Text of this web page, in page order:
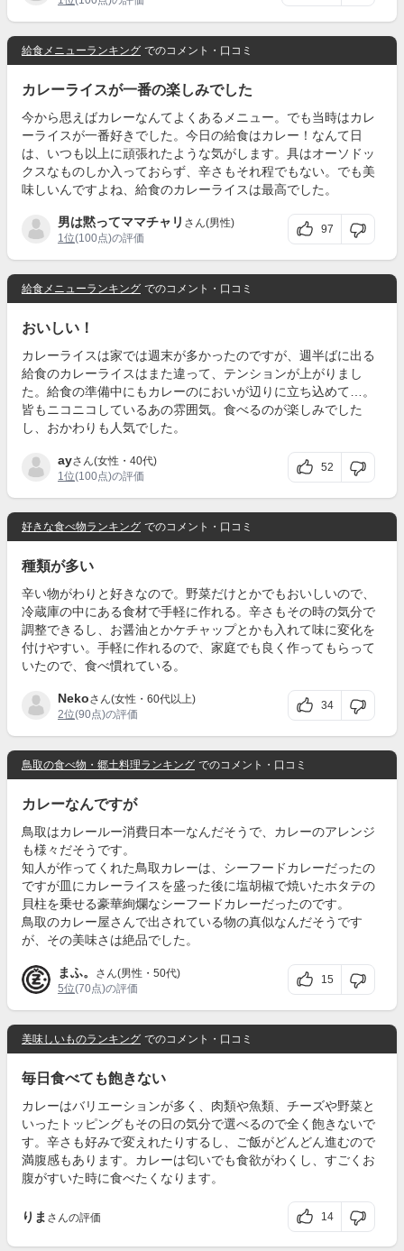
給食メニューランキング でのコメント・口コミ
カレーライスが一番の楽しみでした
今から思えばカレーなんてよくあるメニュー。でも当時はカレ
ーライスが一番好きでした。今日の給食はカレー！なんて日
は、いつも以上に頑張れたような気がします。具はオーソドッ
クスなものしか入っておらず、辛さもそれ程でもない。でも美
味しいんですよね、給食のカレーライスは最高でした。
男は黙ってママチャリ さん(男性)
1位(100点)の評価
97
給食メニューランキング でのコメント・口コミ
おいしい！
カレーライスは家では週末が多かったのですが、週半ばに出る
給食のカレーライスはまた違って、テンションが上がりまし
た。給食の準備中にもカレーのにおいが辺りに立ち込めて…。
皆もニコニコしているあの雰囲気。食べるのが楽しみでした
し、おかわりも人気でした。
ayさん(女性・40代)
1位(100点)の評価
52
好きな食べ物ランキング でのコメント・口コミ
種類が多い
辛い物がわりと好きなので。野菜だけとかでもおいしいので、
冷蔵庫の中にある食材で手軽に作れる。辛さもその時の気分で
調整できるし、お醤油とかケチャップとかも入れて味に変化を
付けやすい。手軽に作れるので、家庭でも良く作ってもらって
いたので、食べ慣れている。
Nekoさん(女性・60代以上)
2位(90点)の評価
34
鳥取の食べ物・郷土料理ランキング でのコメント・口コミ
カレーなんですが
鳥取はカレールー消費日本一なんだそうで、カレーのアレンジ
も様々だそうです。
知人が作ってくれた鳥取カレーは、シーフードカレーだったの
ですが皿にカレーライスを盛った後に塩胡椒で焼いたホタテの
貝柱を乗せる豪華絢爛なシーフードカレーだったのです。
鳥取のカレー屋さんで出されている物の真似なんだそうです
が、その美味さは絶品でした。
まふ。
さん(男性・50代)
5位(70点)の評価
15
美味しいものランキング でのコメント・口コミ
毎日食べても飽きない
カレーはバリエーションが多く、肉類や魚類、チーズや野菜と
いったトッピングもその日の気分で選べるので全く飽きないで
す。辛さも好みで変えれたりするし、ご飯がどんどん進むので
満腹感もあります。カレーは匂いでも食欲がわくし、すごくお
腹がすいた時に食べたくなります。
りま さんの評価 14